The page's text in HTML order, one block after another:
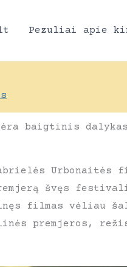
Pezuliai apie
baigtinis
Urbonaitės
švęs
filmas vėliau
premjeros,